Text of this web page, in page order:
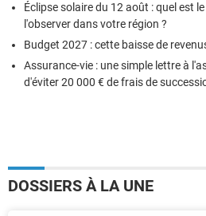
Éclipse solaire du 12 août : quel est
l'observer dans votre région ?
Budget 2027 : cette baisse de
Assurance-vie : une simple lettre à
d'éviter 20 000 € de frais de
DOSSIERS À LA UNE